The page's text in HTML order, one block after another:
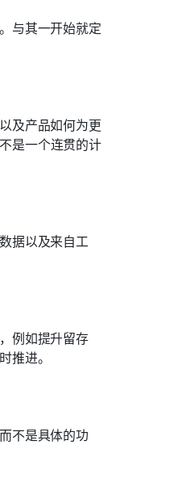
与其一开始就定
及产品如何为更
是一个连贯的计
据以及来自工
例如提升留存
推进。
不是具体的功